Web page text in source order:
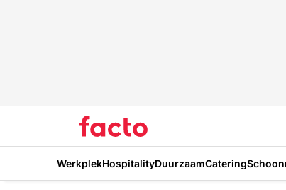
WerkplekHospitalityDuurzaamCatering